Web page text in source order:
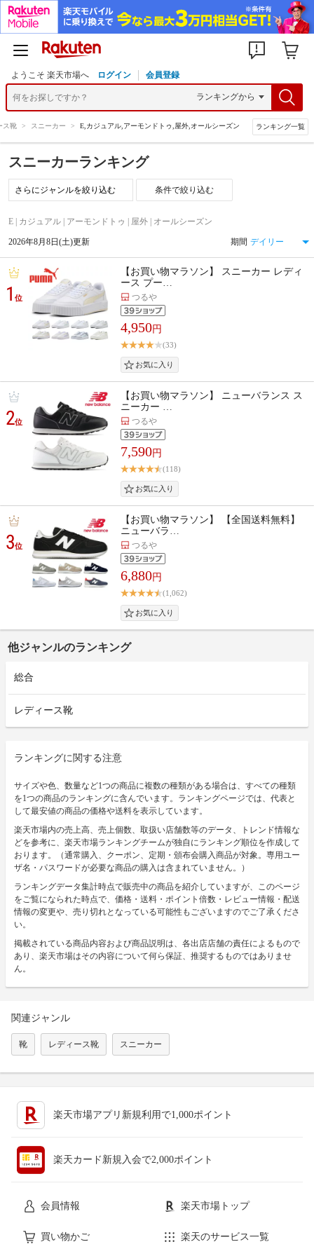
ようこそ 楽天市場へ ログイン 会員登録
ス靴 > スニーカー > E,カジュアル,アーモンドトゥ,屋外,オールシーズン ランキング一覧
スニーカーランキング
条件で絞り込む
E | カジュアル | アーモンドトゥ | 屋外 | オールシーズン
2026年8月8日(土)更新 期間
1位
【お買い物マラソン】 スニーカー レディ
ース プー…
つるや
4,950円
(33)
2位
【お買い物マラソン】 ニューバランス ス
ニーカー …
つるや
7,590円
(118)
3位
【お買い物マラソン】 【全国送料無料】
ニューバラ…
つるや
6,880円
(1,062)
他ジャンルのランキング
総合
レディース靴
ランキングに関する注意
サイズや色、数量など1つの商品に複数の種類がある場合は、すべての種類
を1つの商品のランキングに含んでいます。ランキングページでは、代表と
して最安値の商品の価格や送料を表示しています。
楽天市場内の売上高、売上個数、取扱い店舗数等のデータ、トレンド情報な
どを参考に、楽天市場ランキングチームが独自にランキング順位を作成して
おります。（通常購入、クーポン、定期・頒布会購入商品が対象。専用ユー
ザ名・パスワードが必要な商品の購入は含まれていません。）
ランキングデータ集計時点で販売中の商品を紹介していますが、このページ
をご覧になられた時点で、価格・送料・ポイント倍数・レビュー情報・配送
情報の変更や、売り切れとなっている可能性もございますのでご了承くださ
い。
掲載されている商品内容および商品説明は、各出店店舗の責任によるもので
あり、楽天市場はその内容について何ら保証、推奨するものではありませ
ん。
関連ジャンル
靴 レディース靴 スニーカー
楽天市場アプリ新規利用で1,000ポイント
楽天カード新規入会で2,000ポイント
会員情報 楽天市場トップ
買い物かご 楽天のサービス一覧